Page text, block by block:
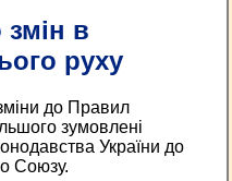
в
руху
до Правил
зумовлені
України до
Союзу.